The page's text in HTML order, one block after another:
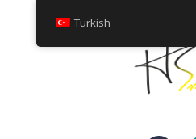
HAKKINDATurkish